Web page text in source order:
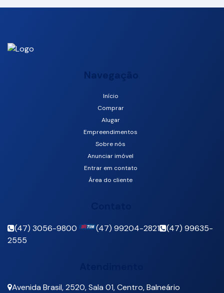
Navegação
Início
Comprar
Alugar
Empreendimentos
Sobre nós
Anunciar imóvel
Entrar em contato
Área do cliente
(47) 3056-9800 (47) 99204-2821
(47) 99635-
2555
Avenida Brasil,2520,Sala 01,Centro,Balneário